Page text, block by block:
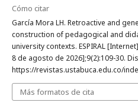
Cómo citar
García Mora LH. Retroactive and
construction of pedagogical and
university contexts. ESPIRAL
8 de agosto de 2026];9(2):109-30.
https://revistas.ustabuca.edu.co/
Más formatos de cita